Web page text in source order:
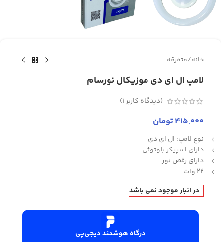
خانه/متفرقه
لامپ ال ای دی موزیکال نورسام
(دیدگاه کاربر1
)
415,000تومان
نوع لامپ: ال ای دی
دارای اسپیکر بلوتوثی
دارای رقص نور
22 وات
در انبار موجود نمی باشد
درگاه هوشمند دیجی‌پی